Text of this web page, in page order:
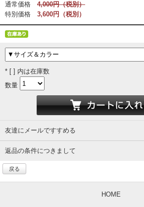
通常価格
4,000円（税別）
特別価格
3,600円（税別）
* [ ] 内は在庫数
数量
友達にメールですすめる
返品の条件につきまして
戻る
HOME